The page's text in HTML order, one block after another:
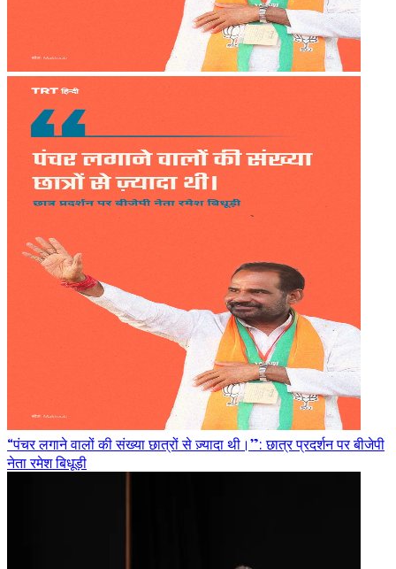
“पंचर लगाने वालों की संख्या छात्रों से ज़्यादा थी।”: छात्र प्रदर्शन पर बीजेपी
नेता रमेश बिधूड़ी